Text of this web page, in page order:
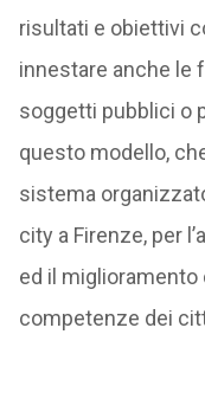
risultati e obiettivi
innestare anche le
soggetti pubblici o
questo modello,
sistema
city a Firenze, per
ed il
competenze dei